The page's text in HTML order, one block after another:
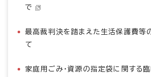
で
最高裁判決を踏まえた生活保護費等
て
家庭用ごみ・資源の指定袋に関する